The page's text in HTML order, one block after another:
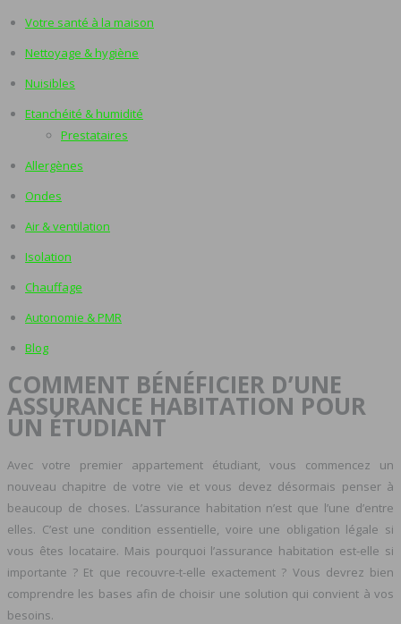
Votre santé à la maison
Nettoyage & hygiène
Nuisibles
Etanchéité & humidité
Prestataires
Allergènes
Ondes
Air & ventilation
Isolation
Chauffage
Autonomie & PMR
Blog
COMMENT BÉNÉFICIER D’UNE
ASSURANCE HABITATION POUR
UN ÉTUDIANT
Avec votre premier appartement étudiant, vous commencez un
nouveau chapitre de votre vie et vous devez désormais penser à
beaucoup de choses. L’assurance habitation n’est que l’une d’entre
elles. C’est une condition essentielle, voire une obligation légale si
vous êtes locataire. Mais pourquoi l’assurance habitation est-elle si
importante ? Et que recouvre-t-elle exactement ? Vous devrez bien
comprendre les bases afin de choisir une solution qui convient à vos
besoins.